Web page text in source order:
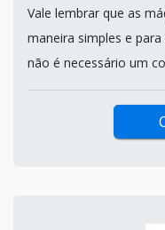
Vale lembrar que as
maneira simples e
não é necessário um